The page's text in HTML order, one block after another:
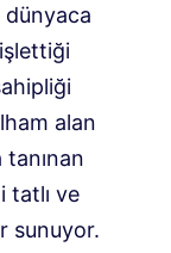
dünyaca
alan
tatlı ve
sunuyor.